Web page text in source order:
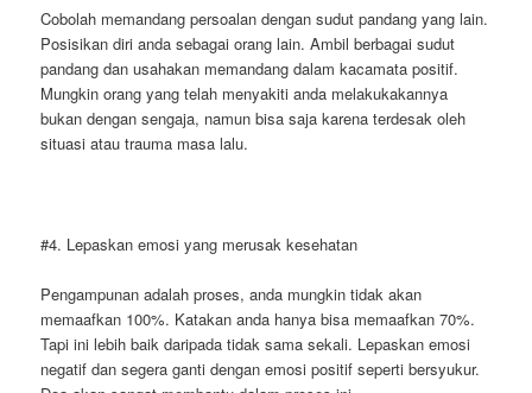
Cobolah memandang persoalan dengan sudut pandang yang lain.
Posisikan diri anda sebagai orang lain. Ambil berbagai sudut
pandang dan usahakan memandang dalam kacamata positif.
Mungkin orang yang telah menyakiti anda melakukakannya
bukan dengan sengaja, namun bisa saja karena terdesak oleh
situasi atau trauma masa lalu.
#4. Lepaskan emosi yang merusak kesehatan
Pengampunan adalah proses, anda mungkin tidak akan
memaafkan 100%. Katakan anda hanya bisa memaafkan 70%.
Tapi ini lebih baik daripada tidak sama sekali. Lepaskan emosi
negatif dan segera ganti dengan emosi positif seperti bersyukur.